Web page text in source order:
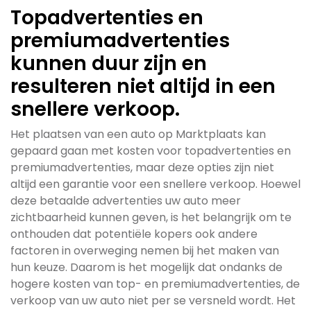
Topadvertenties en
premiumadvertenties
kunnen duur zijn en
resulteren niet altijd in een
snellere verkoop.
Het plaatsen van een auto op Marktplaats kan
gepaard gaan met kosten voor topadvertenties en
premiumadvertenties, maar deze opties zijn niet
altijd een garantie voor een snellere verkoop. Hoewel
deze betaalde advertenties uw auto meer
zichtbaarheid kunnen geven, is het belangrijk om te
onthouden dat potentiële kopers ook andere
factoren in overweging nemen bij het maken van
hun keuze. Daarom is het mogelijk dat ondanks de
hogere kosten van top- en premiumadvertenties, de
verkoop van uw auto niet per se versneld wordt. Het